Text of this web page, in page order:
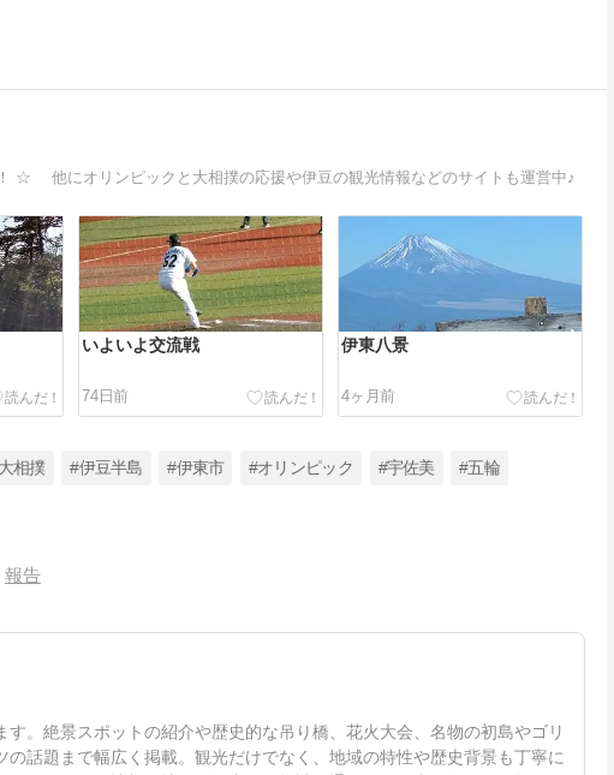
☆ 他にオリンピックと大相撲の応援や伊豆の観光情報などのサイトも運営中♪
いよいよ交流戦
74日前
伊東八景
4ヶ月前
相撲 #伊豆半島 #伊東市 #オリンピック #宇佐美 #五輪
報告
。絶景スポットの紹介や歴史的な吊り橋、花火大会、名物の初島やゴリ
話題まで幅広く掲載。観光だけでなく、地域の特性や歴史背景も丁寧に